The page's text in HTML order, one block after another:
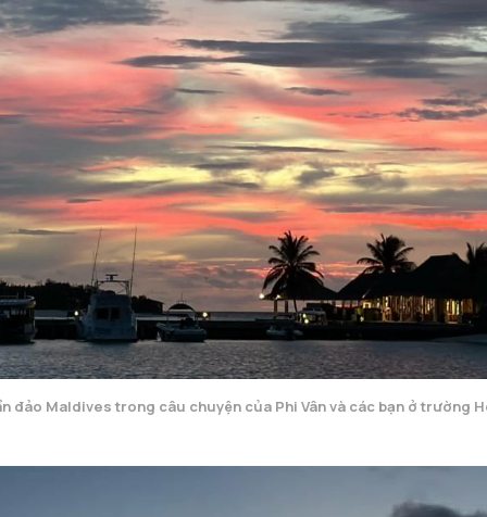
đảo Maldives trong câu chuyện của Phi Vân và các bạn ở trường